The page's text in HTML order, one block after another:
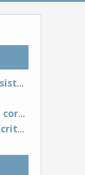
Le naufrage de Pharaon et la subsistance de son corps
Le nombre d'articulations dans le corps humain
Les orbites telles qu'elles sont décrites dans le Coran